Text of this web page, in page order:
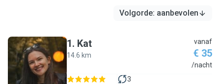
Volgorde: aanbevolen
K
1. Kat
14.6 km
vanaf
€ 35
/nacht
3